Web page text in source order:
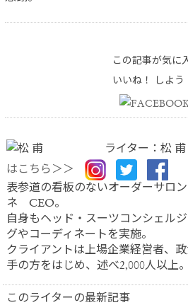
この記事が気に
いいね！ しよう
ライター：松 甫
はこちら＞＞
表参道の看板のないオーダーサロ
ネ CEO。
自身もヘッド・スーツコンシェル
グやコーディネートを実施。
クライアントは上場企業経営者、
手の方をはじめ、述べ2,000人以上。
このライターの最新記事